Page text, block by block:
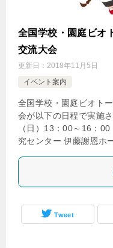
全国学校・園庭ビ
交流大会
更新日： 2018年11月5日
イベント案内
全国学校・園庭ビオト
会が以下の日程で実施
（日）13：00～16：
究センター 伊藤謝恩ホ
Tweet